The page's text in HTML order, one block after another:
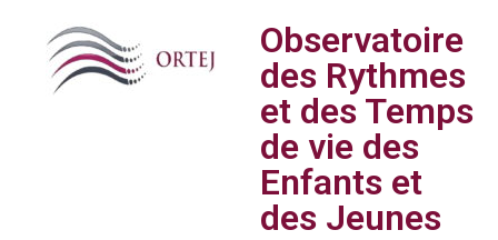
Observatoire
des Rythmes
et des Temps
de vie des
Enfants et
des Jeunes